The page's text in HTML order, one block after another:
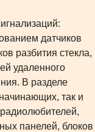
датчиков
разбития стекла,
удаленного
В разделе
так и
панелей, блоков